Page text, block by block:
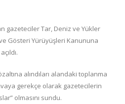
gazeteciler Tar, Deniz ve Yükler
ve Gösteri Yürüyüşleri Kanununa
alındıları alandaki toplanma
gerekçe olarak gazetecilerin
olmasını sundu.